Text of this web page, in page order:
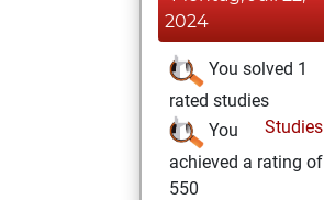
2024
You solved 1
rated studies
Studies
You
achieved a rating of
550